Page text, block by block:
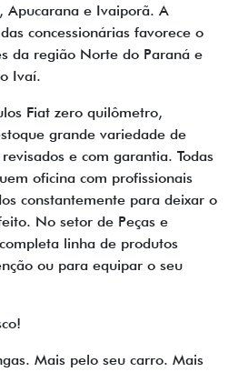
Apucarana e Ivaiporã. A
concessionárias favorece o
da região Norte do Paraná e
Ivaí.
Fiat zero quilômetro,
grande variedade de
e com garantia. Todas
oficina com profissionais
constantemente para deixar o
No setor de Peças e
linha de produtos
ou para equipar o seu
Mais pelo seu carro. Mais